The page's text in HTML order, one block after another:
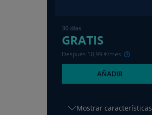
30 días
GRATIS
Después 10,99 €/mes
AÑADIR
características